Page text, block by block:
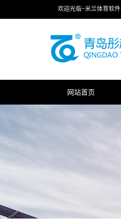
欢迎光临~米兰体育软件
网站首页